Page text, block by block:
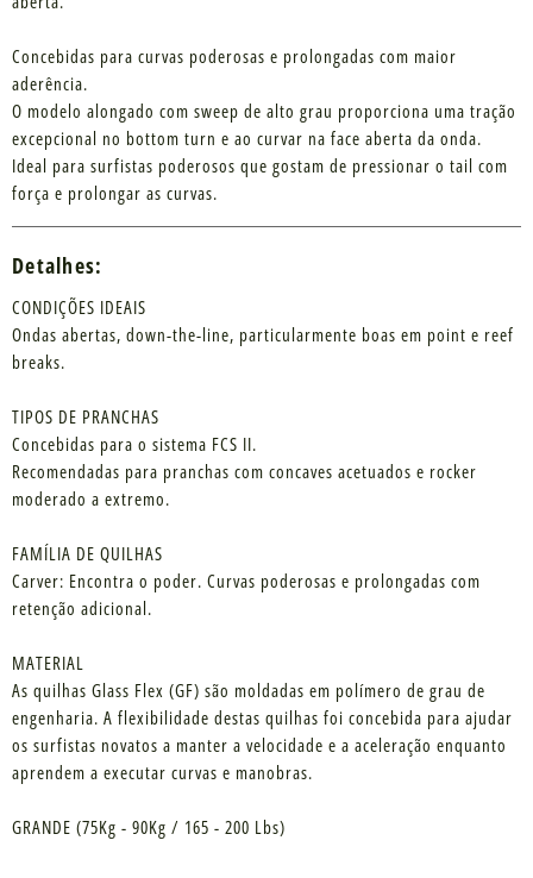
Concebidas para curvas poderosas e prolongadas com maior
aderência.
O modelo alongado com sweep de alto grau proporciona uma tração
excepcional no bottom turn e ao curvar na face aberta da onda.
Ideal para surfistas poderosos que gostam de pressionar o tail com
força e prolongar as curvas.
Detalhes:
CONDIÇÕES IDEAIS
Ondas abertas, down-the-line, particularmente boas em point e reef
breaks.
TIPOS DE PRANCHAS
Concebidas para o sistema FCS II.
Recomendadas para pranchas com concaves acetuados e rocker
moderado a extremo.
FAMÍLIA DE QUILHAS
Carver: Encontra o poder. Curvas poderosas e prolongadas com
retenção adicional.
MATERIAL
As quilhas Glass Flex (GF) são moldadas em polímero de grau de
engenharia. A flexibilidade destas quilhas foi concebida para ajudar
os surfistas novatos a manter a velocidade e a aceleração enquanto
aprendem a executar curvas e manobras.
GRANDE (75Kg - 90Kg / 165 - 200 Lbs)